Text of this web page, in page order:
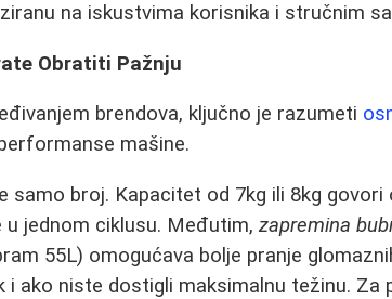
na iskustvima korisnika i stručnim
Obratiti Pažnju
brendova, ključno je razumeti
mašine.
samo broj. Kapacitet od 7kg ili 8kg govori
u jednom ciklusu. Međutim,zapremina
55L) omogućava bolje pranje
i ako niste dostigli maksimalnu težinu. Za